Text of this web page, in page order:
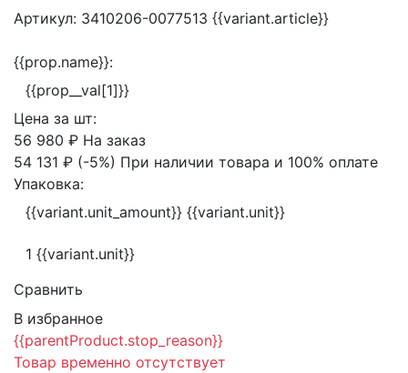
Артикул: 3410206-0077513 {{variant.article}}
{{prop.name}}:
{{prop__val[1]}}
Цена за шт:
56 980 ₽ На заказ
54 131 ₽ (-5%) При наличии товара и 100% оплате
Упаковка:
{{variant.unit_amount}} {{variant.unit}}
1 {{variant.unit}}
Сравнить
В избранное
{{parentProduct.stop_reason}}
Товар временно отсутствует